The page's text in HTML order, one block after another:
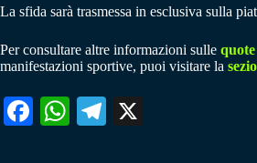
La sfida sarà trasmessa in esclusiva sulla
Per consultare altre informazioni sulle quote
manifestazioni sportive, puoi visitare la
Fa W
Te